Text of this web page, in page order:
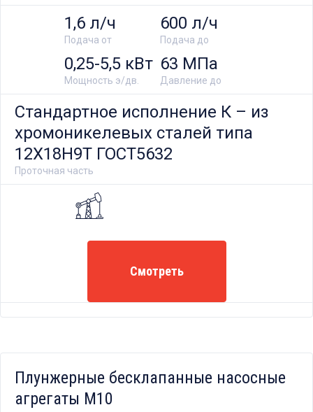
жидкости в устройстве уплотнения плунжера
и(или) в герметичном кронштейне с ее отводом
в дренаж, в специальную емкость для их сбора
или с возвратом утечек
Подача от
1,6 л/ч
Подача до
600 л/ч
Мощность э/дв.
0,25-5,5 кВт
Давление до
63 МПа
Проточная часть
Стандартное исполнение К – из
хромоникелевых сталей типа
12Х18Н9Т ГОСТ5632
Смотреть
Плунжерные бесклапанные насосные
агрегаты М10